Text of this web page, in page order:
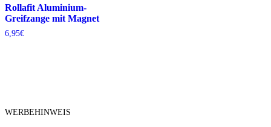
Rollafit Aluminium-
Greifzange mit Magnet
6,95€
WERBEHINWEIS